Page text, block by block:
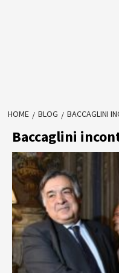
HOME BLOG BACCAGLINI
Baccaglini